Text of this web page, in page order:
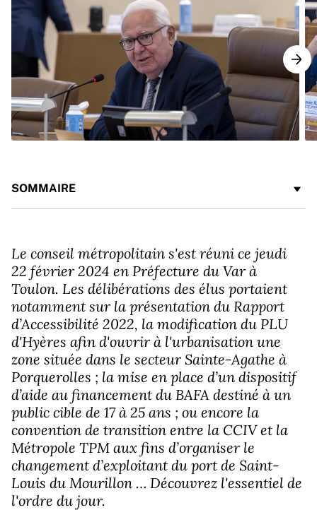
SOMMAIRE
Le conseil métropolitain s'est réuni ce jeudi
22 février 2024 en Préfecture du Var à
Toulon. Les délibérations des élus portaient
notamment sur la présentation du Rapport
d’Accessibilité 2022, la modification du PLU
d'Hyères afin d'ouvrir à l'urbanisation une
zone située dans le secteur Sainte-Agathe à
Porquerolles ; la mise en place d’un dispositif
d’aide au financement du BAFA destiné à un
public cible de 17 à 25 ans ; ou encore la
convention de transition entre la CCIV et la
Métropole TPM aux fins d’organiser le
changement d’exploitant du port de Saint-
Louis du Mourillon … Découvrez l'essentiel de
l'ordre du jour.